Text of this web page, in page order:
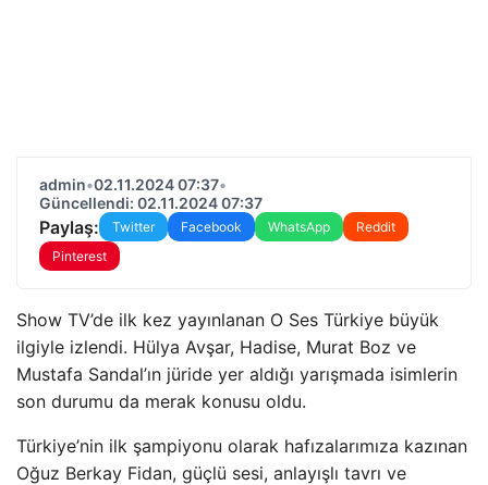
admin•02.11.2024 07:37•
Güncellendi: 02.11.2024 07:37
Paylaş: Twitter Facebook WhatsApp
Reddit
Pinterest
Show TV’de ilk kez yayınlanan O Ses Türkiye büyük
ilgiyle izlendi. Hülya Avşar, Hadise, Murat Boz ve
Mustafa Sandal’ın jüride yer aldığı yarışmada isimlerin
son durumu da merak konusu oldu.
Türkiye’nin ilk şampiyonu olarak hafızalarımıza kazınan
Oğuz Berkay Fidan, güçlü sesi, anlayışlı tavrı ve